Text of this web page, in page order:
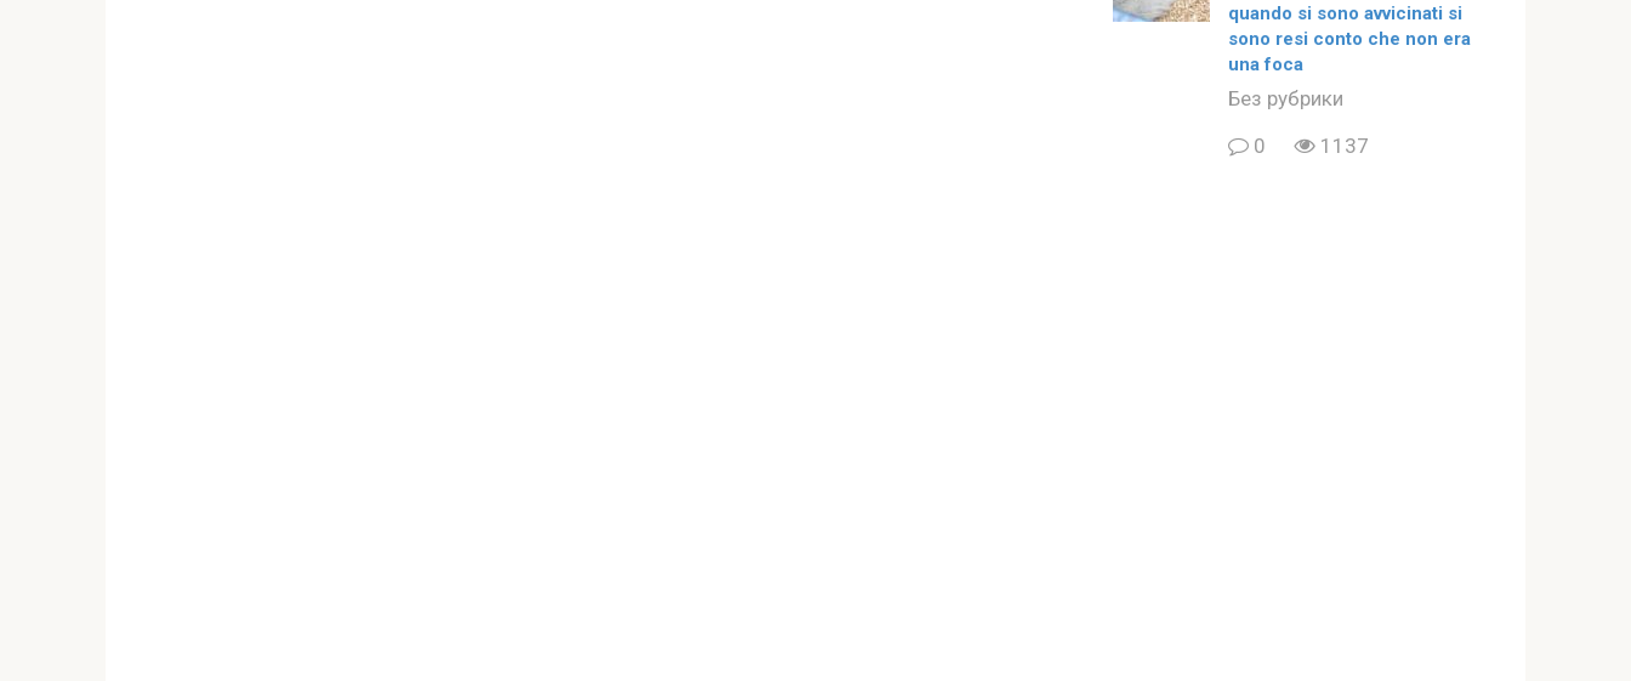
quando si sono avvicinati si
sono resi conto che non era
una foca
Без рубрики
0
1137